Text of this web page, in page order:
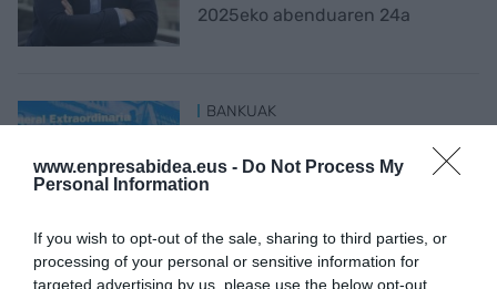
www.enpresabidea.eus - Do Not Process My
Personal Information
If you wish to opt-out of the sale, sharing to third parties, or
processing of your personal or sensitive information for
targeted advertising by us, please use the below opt-out
2025eko abenduaren 24a
BANKUAK
TSBren salmenta onartu du
Sabadellek, akziodunen
%100en babesarekin